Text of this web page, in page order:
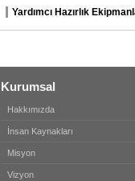
Yardımcı Hazırlık
Kurumsal
Hakkımızda
İnsan Kaynakları
Misyon
Vizyon